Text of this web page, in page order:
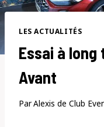
LES ACTUALITÉS
Essai à long
Avant
ParAlexis de Club